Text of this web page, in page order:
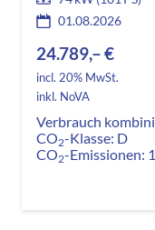
01.08.2026
24.789,– €
incl. 20% MwSt.
inkl. NoVA
Verbrauch
CO2-Klasse: D
CO2-Emissionen: